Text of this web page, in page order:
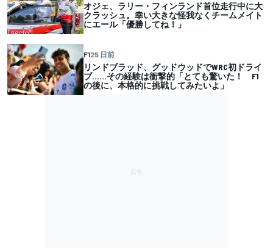
オジェ、ラリー・フィンランド首位走行中に大
クラッシュ。幸い大きな怪我なくチームメイト
にエール「優勝してね！」
F125 日前
リンドブラッド、グッドウッドでWRC初ドライ
ブ……その経験は衝撃的「とても驚いた！ F1
の後に、本格的に挑戦してみたいよ」